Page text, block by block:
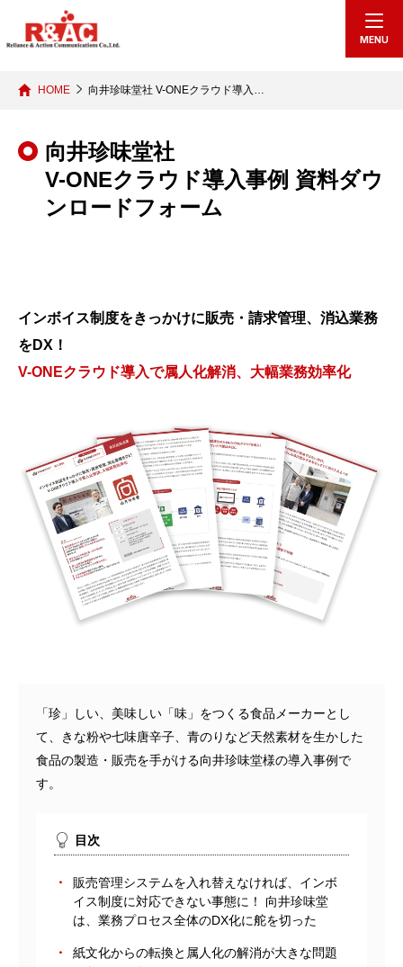
MENU
向井珍味堂社
V-ONEクラウド導入事例 資料ダウ
ンロードフォーム
HOME 向井珍味堂社 V-ONEクラウド導入…
インボイス制度をきっかけに販売・請求管理、消込業務
をDX！
V-ONEクラウド導入で属人化解消、大幅業務効率化
「珍」しい、美味しい「味」をつくる食品メーカーとし
て、きな粉や七味唐辛子、青のりなど天然素材を生かした
食品の製造・販売を手がける向井珍味堂様の導入事例で
す。
目次
販売管理システムを入れ替えなければ、インボ
イス制度に対応できない事態に！ 向井珍味堂
は、業務プロセス全体のDX化に舵を切った
紙文化からの転換と属人化の解消が大きな問題